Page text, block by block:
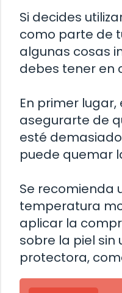
Si decides
como parte de
algunas cosas
debes tener en
En primer
asegurarte de
esté
puede quemar
Se recomienda
temperatura
aplicar la
sobre la piel sin
protectora,